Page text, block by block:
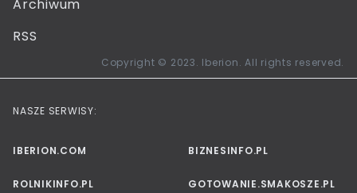
Archiwum
RSS
Copyright © 2023. Iberion. All rights reserved.
NASZE SERWISY:
IBERION.COM BIZNESINFO.PL
ROLNIKINFO.PL GOTOWANIE.SMAKOSZE.PL